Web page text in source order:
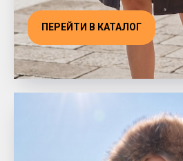
ПЕРЕЙТИ В КАТАЛОГ